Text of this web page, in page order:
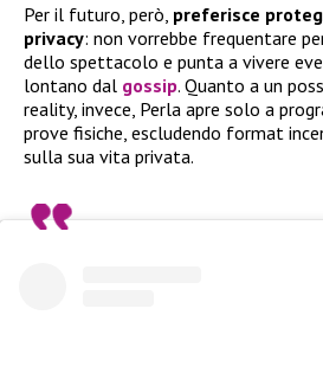
Per il futuro, però, preferisce
privacy: non vorrebbe frequentare
dello spettacolo e punta a vivere
lontano dal gossip. Quanto a un
reality, invece, Perla apre solo a
prove fisiche, escludendo format
sulla sua vita privata.